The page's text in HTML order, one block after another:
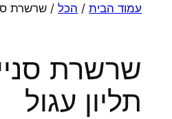
עמוד הבית/ הכל/ שרשרת
שרשרת
תליון עגול